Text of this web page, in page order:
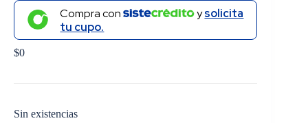
Compra con ysolicita
tu cupo.
$0
Sin existencias